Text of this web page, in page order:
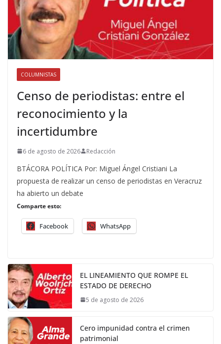
COLUMNISTAS
Censo de periodistas: entre el
reconocimiento y la
incertidumbre
6 de agosto de 2026 Redacción
BTÁCORA POLÍTICA Por: Miguel Ángel Cristiani La
propuesta de realizar un censo de periodistas en Veracruz
ha abierto un debate
Comparte esto:
Facebook WhatsApp
EL LINEAMIENTO QUE ROMPE EL
ESTADO DE DERECHO
5 de agosto de 2026
Cero impunidad contra el crimen
patrimonial